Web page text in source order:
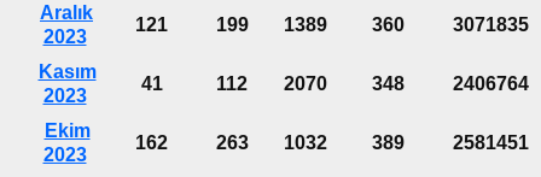
Aralık
2023
121 199 1389 360 3071835
Kasım
2023
41 112 2070 348 2406764
Ekim
2023
162 263 1032 389 2581451